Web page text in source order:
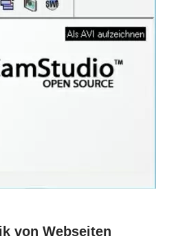
von Webseiten